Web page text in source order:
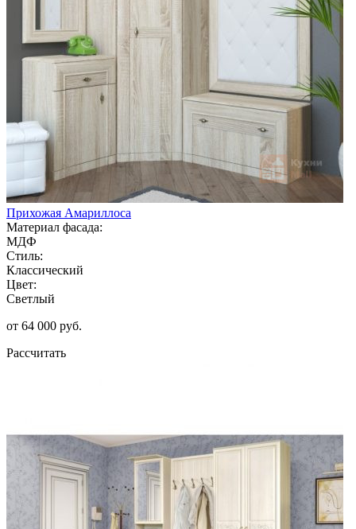
Прихожая Амариллоса
Материал фасада:
МДФ
Стиль:
Классический
Цвет:
Светлый
от 64 000 руб.
Рассчитать